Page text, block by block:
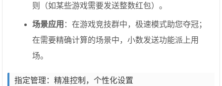
则（如某些游戏需要发送整数红包）。
场景应用 ：在游戏竞技群中，极速模式助您夺冠；
在需要精确计算的场景中，小数发送功能派上用
场。
指定管理：精准控制，个性化设置